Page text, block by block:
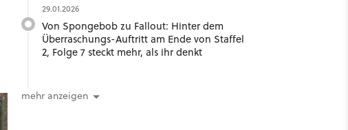
29.01.2026
Von Spongebob zu Fallout: Hinter dem
Überraschungs-Auftritt am Ende von Staffel
2, Folge 7 steckt mehr, als ihr denkt
mehr anzeigen